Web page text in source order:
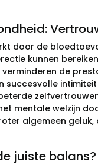
door de
kunnen
verminderen de
mentale welzijn
algemeen
juiste balans?